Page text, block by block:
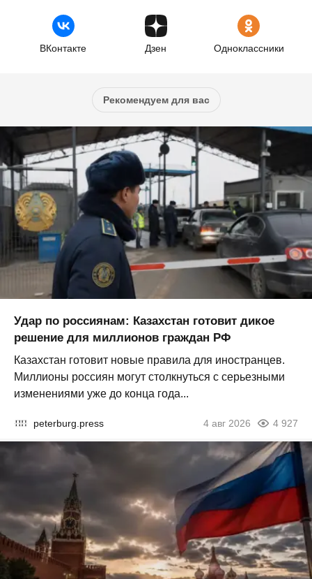
ВКонтакте Дзен Одноклассники
Рекомендуем для вас
Удар по россиянам: Казахстан готовит дикое
решение для миллионов граждан РФ
Казахстан готовит новые правила для иностранцев.
Миллионы россиян могут столкнуться с серьезными
изменениями уже до конца года...
peterburg.press 4 авг 2026 4 927